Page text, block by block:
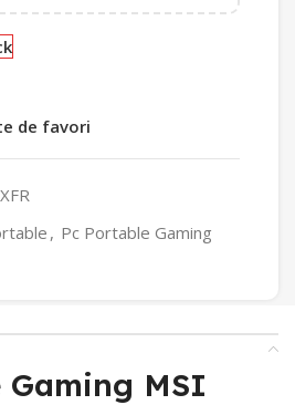
de favori
, Pc Portable Gaming
Gaming MSI